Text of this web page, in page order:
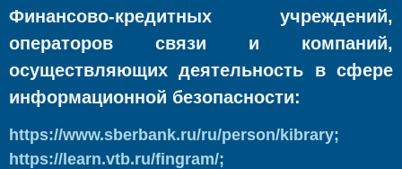
Финансово-кредитных учреждений,
операторов связи и компаний,
осуществляющих деятельность в сфере
информационной безопасности:
https://www.sberbank.ru/ru/person/kibrary;
https://learn.vtb.ru/fingram/;